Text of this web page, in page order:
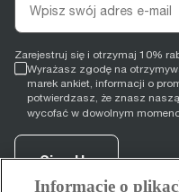
Zarejestruj się i otrzymaj 10%
Wyrażasz zgodę na
marek ankiet, informacji o
potwierdzasz, że znasz naszą
wycofać w dowolnym
Sign Up
Informacje o